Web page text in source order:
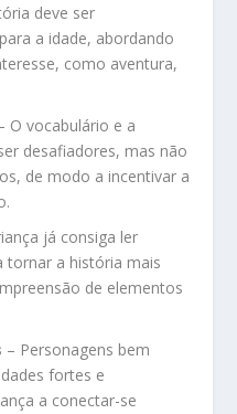
deve ser
a idade, abordando
como aventura,
O vocabulário e a
desafiadores, mas não
de modo a incentivar a
já consiga ler
tornar a história mais
de elementos
– Personagens bem
fortes e
a conectar-se